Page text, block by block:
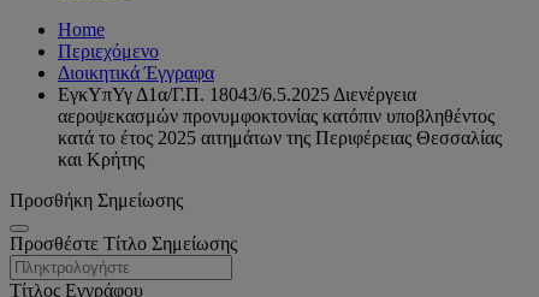
Home
Περιεχόμενο
Διοικητικά Έγγραφα
ΕγκΥπΥγ Δ1α/Γ.Π. 18043/6.5.2025 Διενέργεια
αεροψεκασμών προνυμφοκτονίας κατόπιν υποβληθέντος
κατά το έτος 2025 αιτημάτων της Περιφέρειας Θεσσαλίας
και Κρήτης
Προσθήκη Σημείωσης
Προσθέστε Τίτλο Σημείωσης
Τίτλος Εγγράφου